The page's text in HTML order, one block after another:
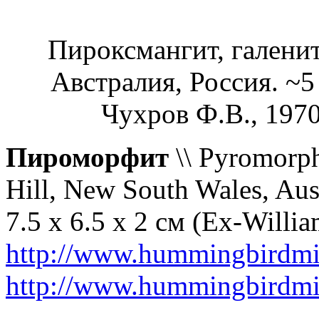
Пироксмангит,
Австралия, Россия.
Чухров Ф.В.,
Пироморфит \\
Hill, New South Wales,
7.5 x 6.5 x 2 см (Ex-
http://
http://